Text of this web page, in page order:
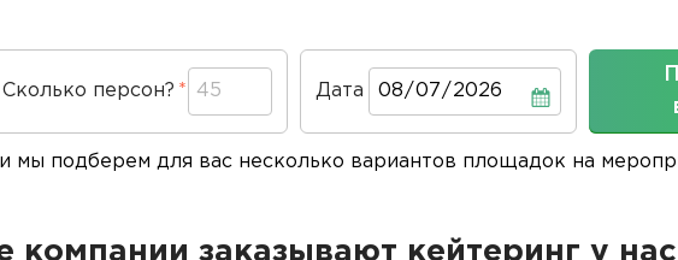
Сколько персон? Дата Дата
и мы подберем для вас несколько вариантов площадок на
компании заказывают кейтеринг у нас